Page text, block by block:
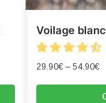
Voilage
29.90€ – 54.90€